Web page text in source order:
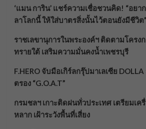
‘แมน การิน’ แชร์ความเชื่อชวนคิด! “อยา
ลาโลกนี้ ให้ใส่บาตรสิ่งนั้นไว้ตอนยังมีชีวิต”
ราชเลขานุการในพระองค์ฯ ติดตามโครง
ทรายใต้ เสริมความมั่นคงน้ำเพชรบุรี
F.HERO จับมือเกิร์ลกรุ๊ปมาเลเซีย
ตรอง “G.O.A.T”
กรมชลฯ เกาะติดฝนทั่วประเทศ เตรียมเค
หลาก เฝ้าระวังพื้นที่เสี่ยง